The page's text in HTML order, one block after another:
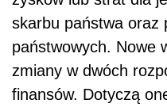
skarbu państwa oraz
państwowych. Nowe
zmiany w dwóch
finansów. Dotyczą